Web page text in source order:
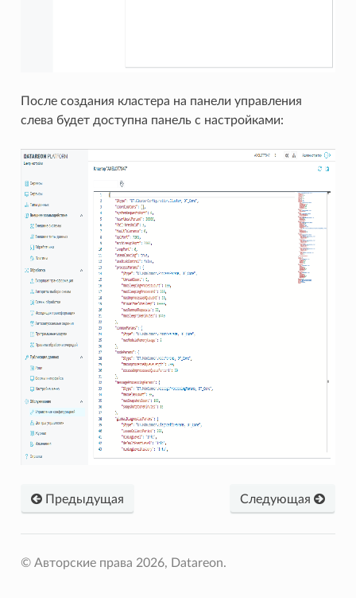
После создания кластера на панели управления
слева будет доступна панель с настройками:
Предыдущая Следующая
© Авторские права 2026, Datareon.